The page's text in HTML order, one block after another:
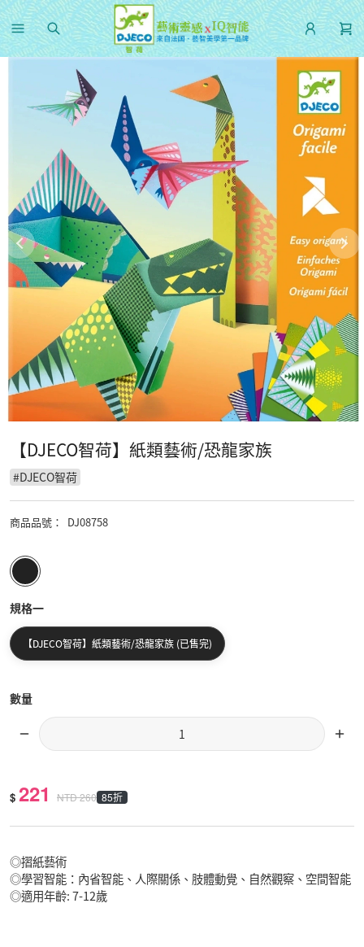
【DJECO智荷】紙類藝術/恐龍家族
#DJECO智荷
商品品號 ： DJ08758
規格一
【DJECO智荷】紙類藝術/恐龍家族 (已售完)
數量
$ 221 NTD260 85折
◎摺紙藝術
◎學習智能：內省智能、人際關係、肢體動覺、自然觀察、空間智能
◎適用年齡: 7-12歲